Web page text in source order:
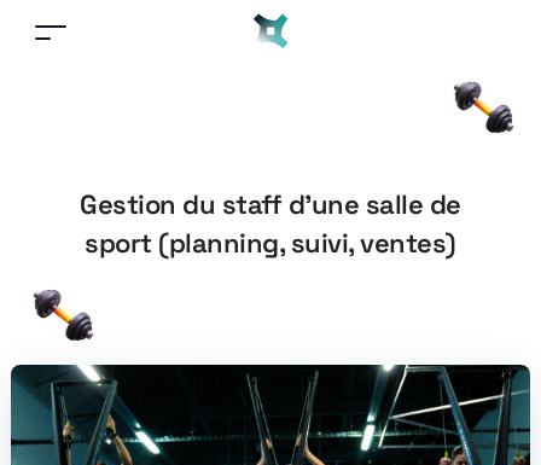
Gestion du staff d’une salle de
sport (planning, suivi, ventes)